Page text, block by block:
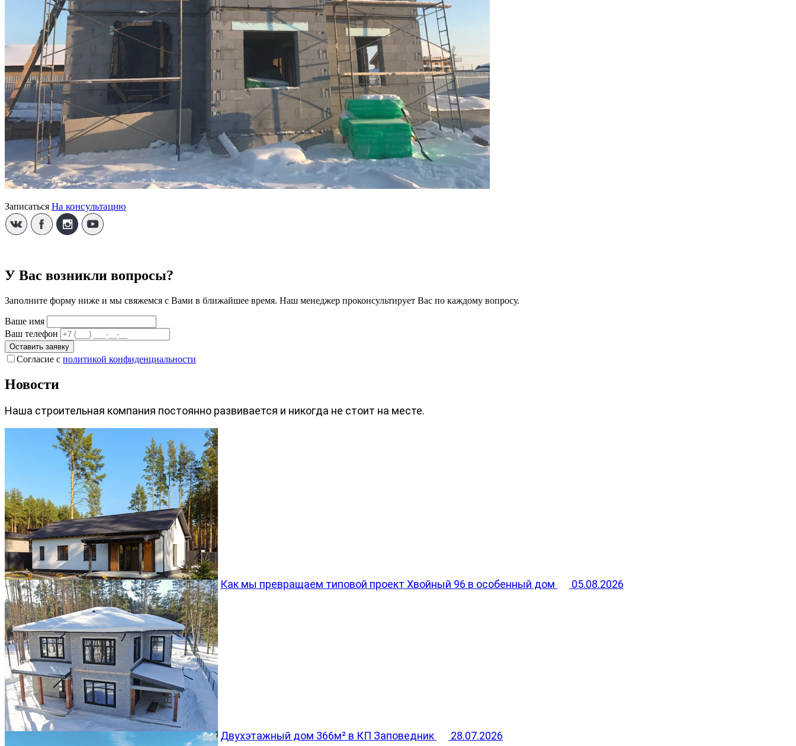
Записаться На консультацию
У Вас возникли вопросы?
Заполните форму ниже и мы свяжемся с Вами в ближайшее время. Наш менеджер проконсультирует Вас по каждому вопросу.
Ваше имя
Ваш телефон
Оставить заявку
Согласие с политикой конфиденциальности
Новости
Наша строительная компания постоянно развивается и никогда не стоит на месте.
Как мы превращаем типовой проект Хвойный 96 в особенный дом 05.08.2026
Двухэтажный дом 366м² в КП Заповедник 28.07.2026